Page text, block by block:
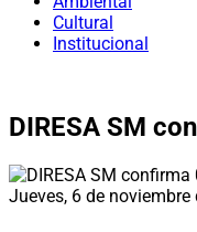
Cultural
Institucional
DIRESA SM
Jueves, 6 de noviembre